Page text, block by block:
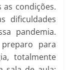
condições.
dificuldades
pandemia.
para
totalmente